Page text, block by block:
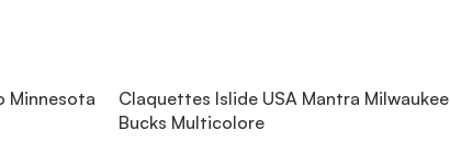
Minnesota
Claquettes Islide USA Mantra Milwaukee
Bucks Multicolore